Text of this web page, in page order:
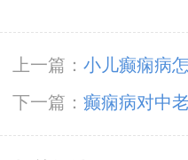
上一篇： 小儿癫痫病
下一篇： 癫痫病对中